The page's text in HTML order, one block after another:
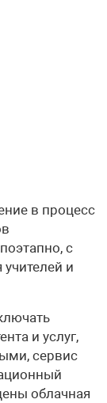
в процесс
с
и
и услуг,
сервис
облачная